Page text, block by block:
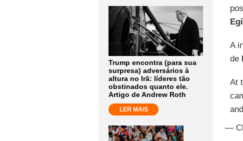
Trump encontra (para sua
surpresa) adversários à
altura no Irã: líderes tão
obstinados quanto ele.
Artigo de Andrew Roth
LER MAIS
A
de
At
—